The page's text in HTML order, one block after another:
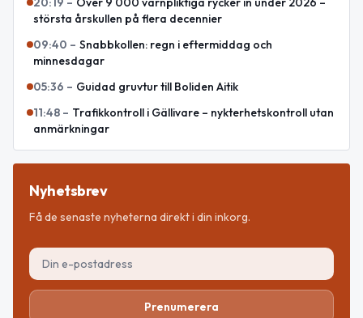
största årskullen på flera decennier
09:40 – Snabbkollen: regn i eftermiddag och
minnesdagar
05:36 – Guidad gruvtur till Boliden Aitik
11:48 – Trafikkontroll i Gällivare – nykterhetskontroll utan
anmärkningar
Nyhetsbrev
Få de senaste nyheterna direkt i din inkorg.
Prenumerera